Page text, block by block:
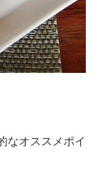
なオススメポイ